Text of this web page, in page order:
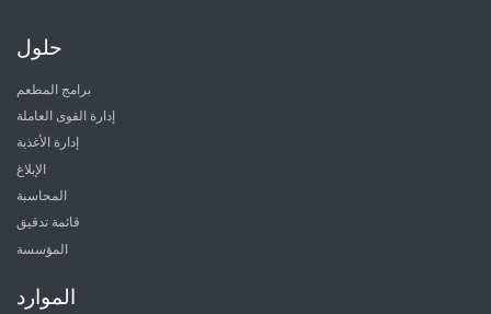
حلول
برامج المطعم
إدارة القوى العاملة
إدارة الأغذية
الإبلاغ
المحاسبة
قائمة تدقيق
المؤسسة
الموارد